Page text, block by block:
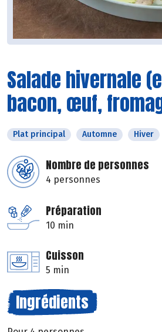
Salade hivernale
bacon, œuf,
Plat principal Automne Hiver
Nombre de personnes
4 personnes
Préparation
10 min
Cuisson
5 min
Ingrédients